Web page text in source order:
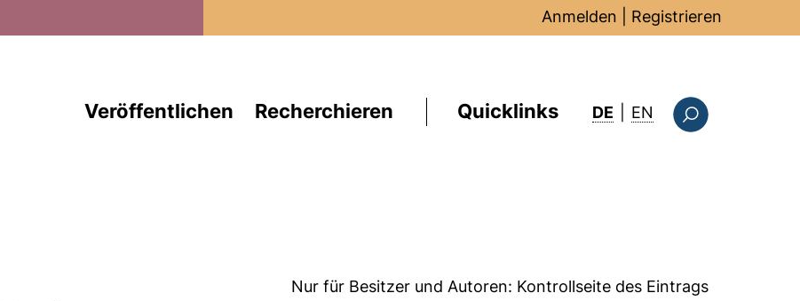
Anmelden Registrieren
Veröffentlichen Recherchieren Quicklinks DE EN : this page in
Nur für Besitzer und Autoren: Kontrollseite des Eintrags